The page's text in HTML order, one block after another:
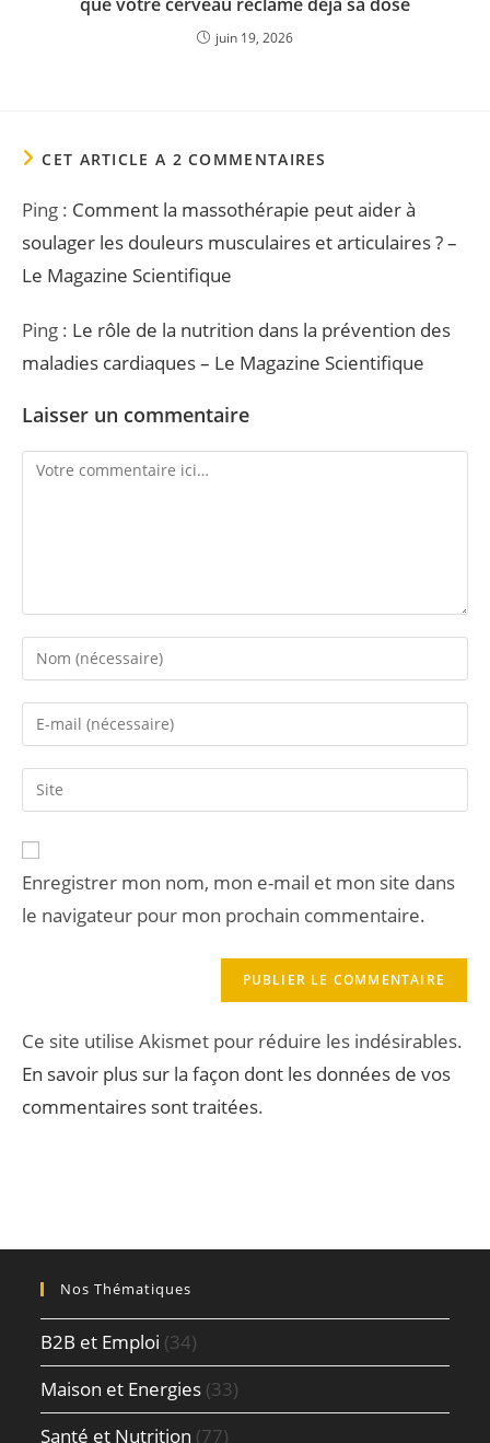
juin 19, 2026
CET ARTICLE A 2 COMMENTAIRES
Ping : Comment la massothérapie peut aider à
soulager les douleurs musculaires et articulaires ? –
Le Magazine Scientifique
Ping : Le rôle de la nutrition dans la prévention des
maladies cardiaques – Le Magazine Scientifique
Laisser un commentaire
Enregistrer mon nom, mon e-mail et mon site dans
le navigateur pour mon prochain commentaire.
Ce site utilise Akismet pour réduire les indésirables.
En savoir plus sur la façon dont les données de vos
commentaires sont traitées.
Nos Thématiques
B2B et Emploi (34)
Maison et Energies (33)
Santé et Nutrition (77)